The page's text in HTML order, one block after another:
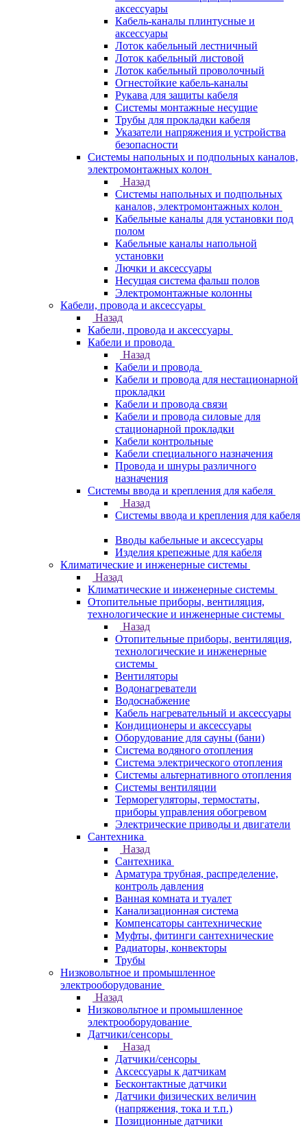
аксессуары
Кабель-каналы плинтусные и
аксессуары
Лоток кабельный лестничный
Лоток кабельный листовой
Лоток кабельный проволочный
Огнестойкие кабель-каналы
Рукава для защиты кабеля
Системы монтажные несущие
Трубы для прокладки кабеля
Указатели напряжения и устройства
безопасности
Системы напольных и подпольных каналов,
электромонтажных колон
Назад
Системы напольных и подпольных
каналов, электромонтажных колон
Кабельные каналы для установки под
полом
Кабельные каналы напольной
установки
Лючки и аксессуары
Несущая система фальш полов
Электромонтажные колонны
Кабели, провода и аксессуары
Назад
Кабели, провода и аксессуары
Кабели и провода
Назад
Кабели и провода
Кабели и провода для нестационарной
прокладки
Кабели и провода связи
Кабели и провода силовые для
стационарной прокладки
Кабели контрольные
Кабели специального назначения
Провода и шнуры различного
назначения
Системы ввода и крепления для кабеля
Назад
Системы ввода и крепления для кабеля
Вводы кабельные и аксессуары
Изделия крепежные для кабеля
Климатические и инженерные системы
Назад
Климатические и инженерные системы
Отопительные приборы, вентиляция,
технологические и инженерные системы
Назад
Отопительные приборы, вентиляция,
технологические и инженерные
системы
Вентиляторы
Водонагреватели
Водоснабжение
Кабель нагревательный и аксессуары
Кондиционеры и аксессуары
Оборудование для сауны (бани)
Система водяного отопления
Система электрического отопления
Системы альтернативного отопления
Системы вентиляции
Терморегуляторы, термостаты,
приборы управления обогревом
Электрические приводы и двигатели
Сантехника
Назад
Сантехника
Арматура трубная, распределение,
контроль давления
Ванная комната и туалет
Канализационная система
Компенсаторы сантехнические
Муфты, фитинги сантехнические
Радиаторы, конвекторы
Трубы
Низковольтное и промышленное
электрооборудование
Назад
Низковольтное и промышленное
электрооборудование
Датчики/сенсоры
Назад
Датчики/сенсоры
Аксессуары к датчикам
Бесконтактные датчики
Датчики физических величин
(напряжения, тока и т.п.)
Позиционные датчики